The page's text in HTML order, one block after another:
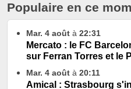
Populaire en ce
Mar. 4 août à 22:31
Mercato : le FC
sur Ferran Torres et le
Mar. 4 août à 20:11
Amical : Strasbourg